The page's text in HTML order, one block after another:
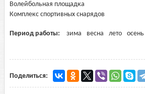
Волейбольная площадка
Комплекс спортивных снарядов
Период работы: зима весна лето осень
Поделиться: